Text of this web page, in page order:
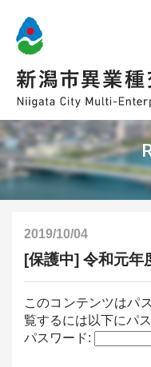
N-MEC 新潟市異
お
2019/10/04
[保護中] 令和元年
このコンテンツはパ
覧するには以下にパ
パスワード: